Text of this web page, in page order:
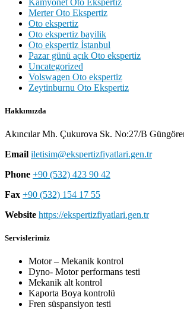
Merter Oto Ekspertiz
Oto ekspertiz
Oto ekspertiz bayilik
Oto ekspertiz İstanbul
Pazar günü açık Oto ekspertiz
Uncategorized
Volswagen Oto ekspertiz
Zeytinburnu Oto Ekspertiz
Hakkımızda
Akıncılar Mh. Çukurova Sk. No:27/B
Email iletisim@ekspertizfiyatlari.gen.tr
Phone +90 (532) 423 90 42
Fax +90 (532) 154 17 55
Website https://ekspertizfiyatlari.gen.tr
Servislerimiz
Motor – Mekanik kontrol
Dyno- Motor performans testi
Mekanik alt kontrol
Kaporta Boya kontrolü
Fren süspansiyon testi